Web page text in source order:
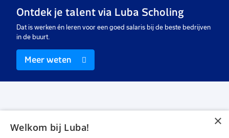
Ontdek je talent via Luba Scholing
Dat is werken én leren voor een goed salaris bij de beste bedrijven
in de buurt.
Meer weten
×
Welkom bij Luba!